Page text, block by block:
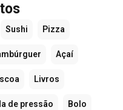
Sushi Pizza
Açaí
Livros
de pressão Bolo